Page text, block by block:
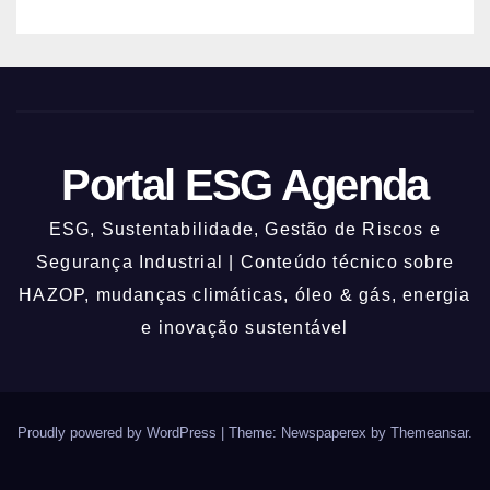
Portal ESG Agenda
ESG, Sustentabilidade, Gestão de Riscos e
Segurança Industrial | Conteúdo técnico sobre
HAZOP, mudanças climáticas, óleo & gás, energia
e inovação sustentável
Proudly powered by WordPress Theme: Newspaperex by Themeansar.